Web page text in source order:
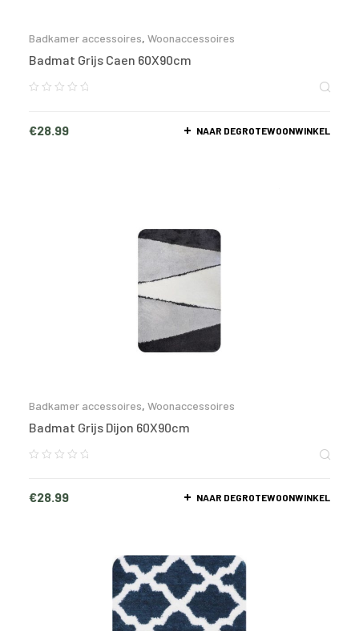
Badkamer accessoires, Woonaccessoires
Badmat Grijs Caen 60X90cm
€28.99 NAAR DEGROTEWOONWINKEL
Badkamer accessoires, Woonaccessoires
Badmat Grijs Dijon 60X90cm
€28.99 NAAR DEGROTEWOONWINKEL